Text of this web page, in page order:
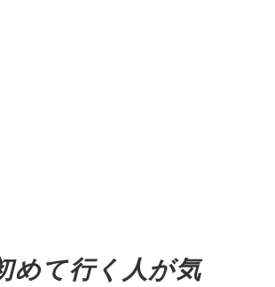
めて行く人が気